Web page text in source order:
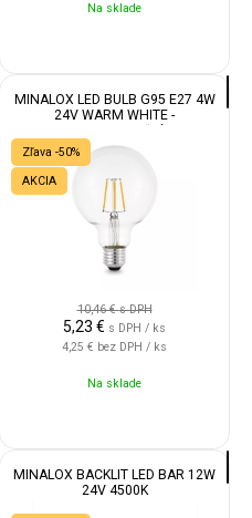
Na sklade
MINALOX LED BULB G95 E27 4W
24V WARM WHITE -
Zľava -50%
AKCIA
10,46 €s DPH
5,23 € s DPH / ks
4,25 € bez DPH / ks
Na sklade
MINALOX BACKLIT LED BAR 12W
24V 4500K